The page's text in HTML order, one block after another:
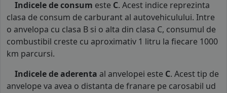
Indicele de consum este C. Acest indice reprezinta
clasa de consum de carburant al autovehiculului. Intre
o anvelopa cu clasa B si o alta din clasa C, consumul de
combustibil creste cu aproximativ 1 litru la fiecare 1000
km parcursi.
Indicele de aderenta al anvelopei este C. Acest tip de
anvelope va avea o distanta de franare pe carosabil ud